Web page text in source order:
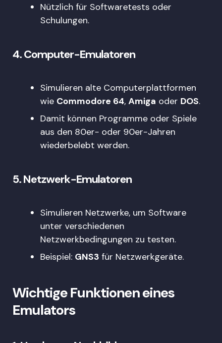
Nützlich für Softwaretests oder
Schulungen.
4.Computer-Emulatoren
Simulieren alte Computerplattformen
wie Commodore 64, Amiga oder DOS.
Damit können Programme oder Spiele
aus den 80er- oder 90er-Jahren
wiederbelebt werden.
5.Netzwerk-Emulatoren
Simulieren Netzwerke, um Software
unter verschiedenen
Netzwerkbedingungen zu testen.
Beispiel: GNS3 für Netzwerkgeräte.
Wichtige Funktionen eines
Emulators